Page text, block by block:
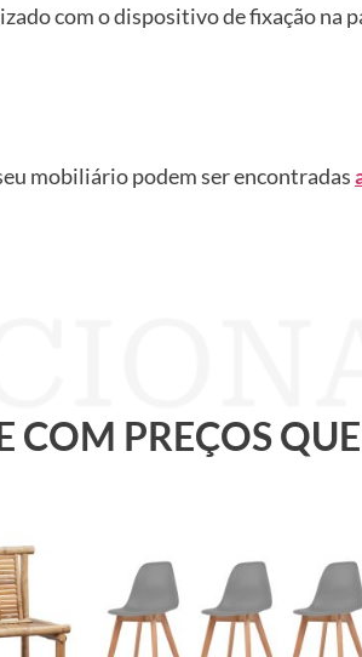
com o dispositivo de fixação na
mobiliário podem ser encontradas
COM PREÇOS